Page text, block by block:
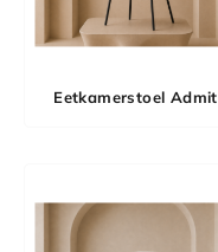
Eetkamerstoel Admit